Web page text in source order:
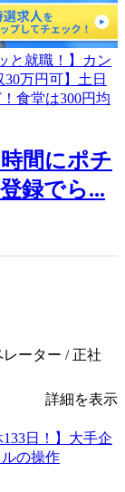
間にポチ
録でら...
ーター / 正社
詳細を表示